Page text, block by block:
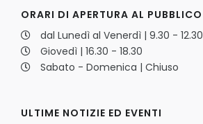
ORARI DI APERTURA AL PUBBLICO
dal Lunedì al Venerdì | 9.30 - 12.30
Giovedì | 16.30 - 18.30
Sabato - Domenica | Chiuso
ULTIME NOTIZIE ED EVENTI